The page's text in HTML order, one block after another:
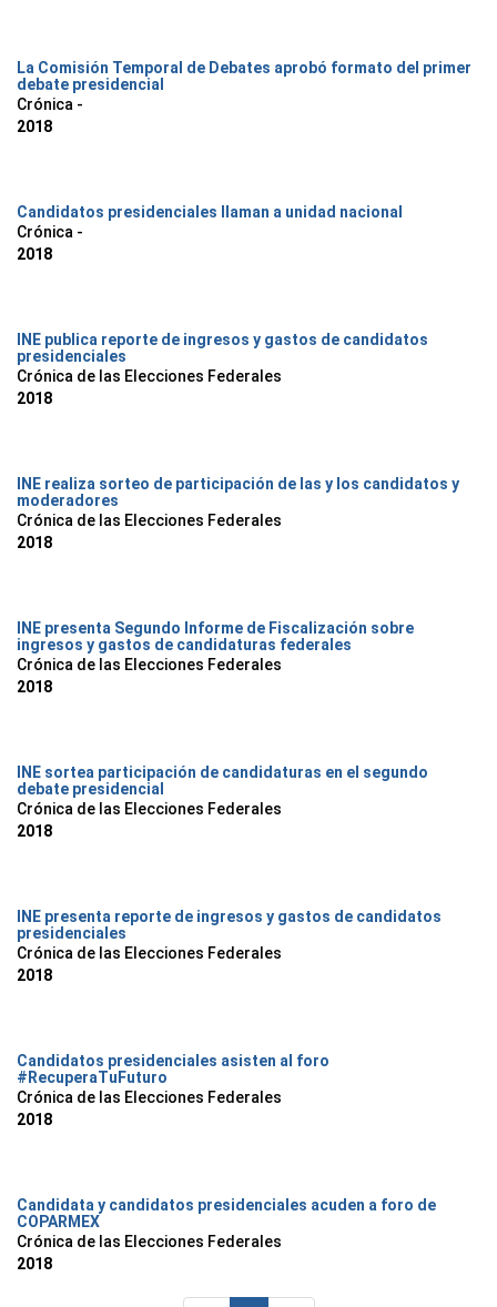
La Comisión Temporal de Debates aprobó formato del primer
debate presidencial
Crónica -
2018
Candidatos presidenciales llaman a unidad nacional
Crónica -
2018
INE publica reporte de ingresos y gastos de candidatos
presidenciales
Crónica de las Elecciones Federales
2018
INE realiza sorteo de participación de las y los candidatos y
moderadores
Crónica de las Elecciones Federales
2018
INE presenta Segundo Informe de Fiscalización sobre
ingresos y gastos de candidaturas federales
Crónica de las Elecciones Federales
2018
INE sortea participación de candidaturas en el segundo
debate presidencial
Crónica de las Elecciones Federales
2018
INE presenta reporte de ingresos y gastos de candidatos
presidenciales
Crónica de las Elecciones Federales
2018
Candidatos presidenciales asisten al foro
#RecuperaTuFuturo
Crónica de las Elecciones Federales
2018
Candidata y candidatos presidenciales acuden a foro de
COPARMEX
Crónica de las Elecciones Federales
2018